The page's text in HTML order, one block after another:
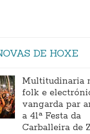
DE HOXE
Multitudinaria
folk e
vangarda par
a 41ª Festa da
Carballeira de